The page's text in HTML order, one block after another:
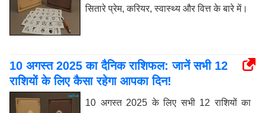
सितारे प्रेम, करियर, स्वास्थ्य और वित्त के बारे में।
10 अगस्त 2025 का दैनिक राशिफल: जानें सभी 12
राशियों के लिए कैसा रहेगा आपका दिन!
10 अगस्त 2025 के लिए सभी 12 राशियों का